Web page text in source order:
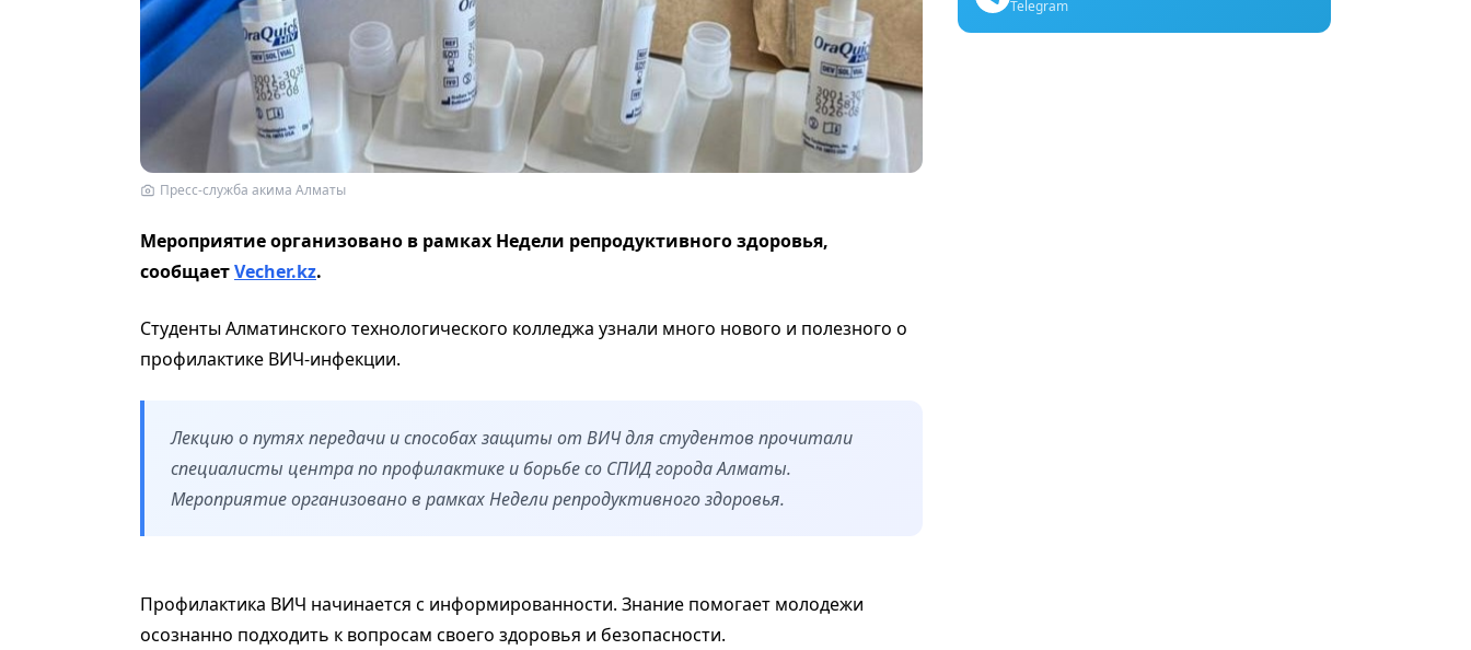
Пресс-служба акима Алматы
Мероприятие организовано в рамках Недели репродуктивного здоровья,
сообщаетVecher.kz.
Студенты Алматинского технологического колледжа узнали много нового и полезного о
профилактике ВИЧ-инфекции.
Лекцию о путях передачи и способах защиты от ВИЧ для студентов прочитали
специалисты центра по профилактике и борьбе со СПИД города Алматы.
Мероприятие организовано в рамках Недели репродуктивного здоровья.
Профилактика ВИЧ начинается с информированности. Знание помогает молодежи
осознанно подходить к вопросам своего здоровья и безопасности.
Telegram